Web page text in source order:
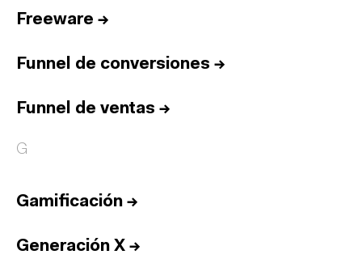
Freeware →
Funnel de conversiones →
Funnel de ventas →
G
Gamificación →
Generación X →